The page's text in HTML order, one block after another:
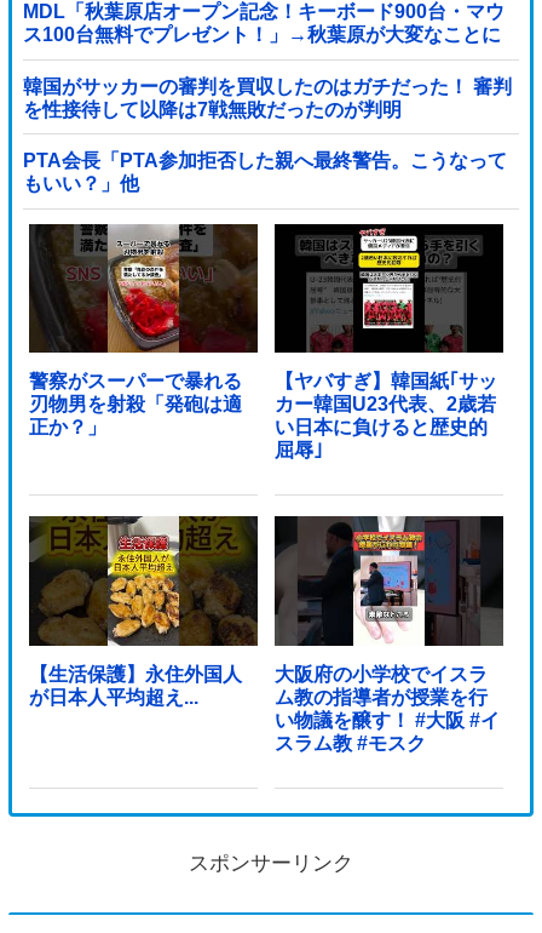
MDL「秋葉原店オープン記念！キーボード900台・マウ
ス100台無料でプレゼント！」→秋葉原が大変なことに
なってしまう
韓国がサッカーの審判を買収したのはガチだった！ 審判
を性接待して以降は7戦無敗だったのが判明
PTA会長「PTA参加拒否した親へ最終警告。こうなって
もいい？」他
警察がスーパーで暴れる
刃物男を射殺「発砲は適
正か？」
【ヤバすぎ】韓国紙｢サッ
カー韓国U23代表、2歳若
い日本に負けると歴史的
屈辱｣
【生活保護】永住外国人
が日本人平均超え...
大阪府の小学校でイスラ
ム教の指導者が授業を行
い物議を醸す！ #大阪 #イ
スラム教 #モスク
スポンサーリンク